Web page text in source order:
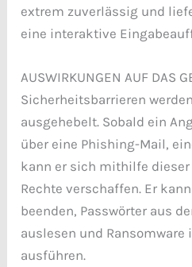
extrem zuverlässig und
eine interaktive
AUSWIRKUNGEN AUF DAS
Sicherheitsbarrieren
ausgehebelt. Sobald ein
über eine Phishing-Mail,
kann er sich mithilfe
Rechte verschaffen. Er
beenden, Passwörter aus
auslesen und
ausführen.